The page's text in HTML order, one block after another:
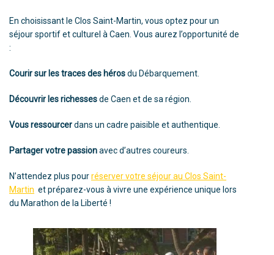
En choisissant le Clos Saint-Martin, vous optez pour un
séjour sportif et culturel à Caen. Vous aurez l’opportunité de
:
Courir sur les traces des hérosdu Débarquement.
Découvrir les richessesde Caen et de sa région.
Vous ressourcerdans un cadre paisible et authentique.
Partager votre passionavec d’autres coureurs.
N’attendez plus pourréserver votre séjour au Clos Saint-
Martin et préparez-vous à vivre une expérience unique lors
du Marathon de la Liberté !